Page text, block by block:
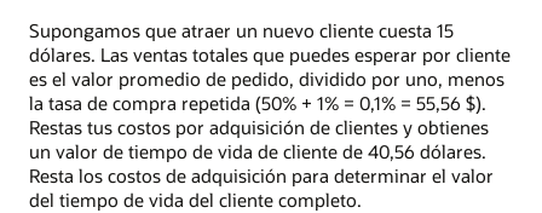
Supongamos que atraer un nuevo cliente cuesta 15
dólares. Las ventas totales que puedes esperar por cliente
es el valor promedio de pedido, dividido por uno, menos
la tasa de compra repetida (50% + 1% = 0,1% = 55,56 $).
Restas tus costos por adquisición de clientes y obtienes
un valor de tiempo de vida de cliente de 40,56 dólares.
Resta los costos de adquisición para determinar el valor
del tiempo de vida del cliente completo.